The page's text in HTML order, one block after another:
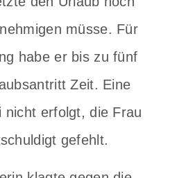
müsse. Für
habe er bis zu fünf
Zeit. Eine
nicht erfolgt, die Frau
gefehlt.